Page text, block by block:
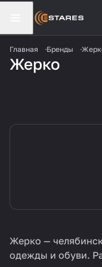
Главная Бренды
Жерко
Жерко —
одежды и обуви.